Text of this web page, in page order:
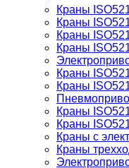
Краны
Краны
Краны
Краны
Краны
Краны
Краны
Краны
Краны с
Краны